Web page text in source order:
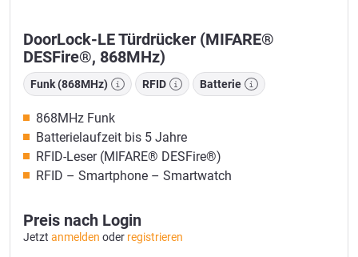
DoorLock-LE Türdrücker (MIFARE®
DESFire®, 868MHz)
Funk (868MHz) RFID Batterie
868MHz Funk
Batterielaufzeit bis 5 Jahre
RFID-Leser (MIFARE® DESFire®)
RFID – Smartphone – Smartwatch
Preis nach Login
Jetzt anmelden oder registrieren